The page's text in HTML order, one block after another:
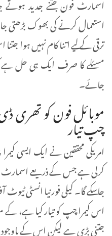
استعمال کرنے کی بھوک بڑھتی
ترقی کے لیے اتنا کام نہیں ہوا
مسئلے کا صرف ایک ہی حل ہے کہ
جائے۔
موبائل فون کو تھری ڈی
چپ تیار
امریکی محققین نے ایک ایسی
کرلی ہے جس کے ذریعے اسمارٹ
جاسکے گا۔ کیلی فورنیا انسٹی
اس کیمرا چپ کو تیار کیا ہے،
جتنی بڑی ہے لیکن اس کے